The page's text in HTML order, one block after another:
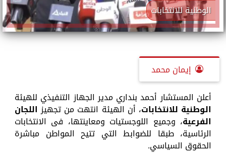
الوطنية للانتخابات
إيمان محمد
أعلن المستشار أحمد بنداري مدير الجهاز التنفيذي للهيئة
الوطنية للانتخابات، أن الهيئة انتهت من تجهيز اللجان
الفرعية، وجميع اللوجستيات ومعاينتها، فى الانتخابات
الرئاسية، طبقا للضوابط التي تتيح المواطن مباشرة
الحقوق السياسي.